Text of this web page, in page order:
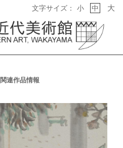
文字サイズ： 小 中 大
関連作品情報